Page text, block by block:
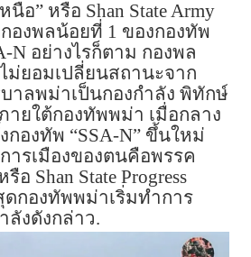
อ” หรือ Shan State Army
องพลน้อยที่ 1 ของกองทัพ
N อย่างไรก็ตาม กองพล
ม่ยอมเปลี่ยนสถานะจาก
าลพม่าเป็นกองกำลัง พิทักษ์
ายใต้กองทัพพม่า เมื่อกลาง
องทัพ “SSA-N” ขึ้นใหม่
ารเมืองของตนคือพรรค
Shan State Progress
ดกองทัพพม่าเริ่มทำการ
ลังดังกล่าว.